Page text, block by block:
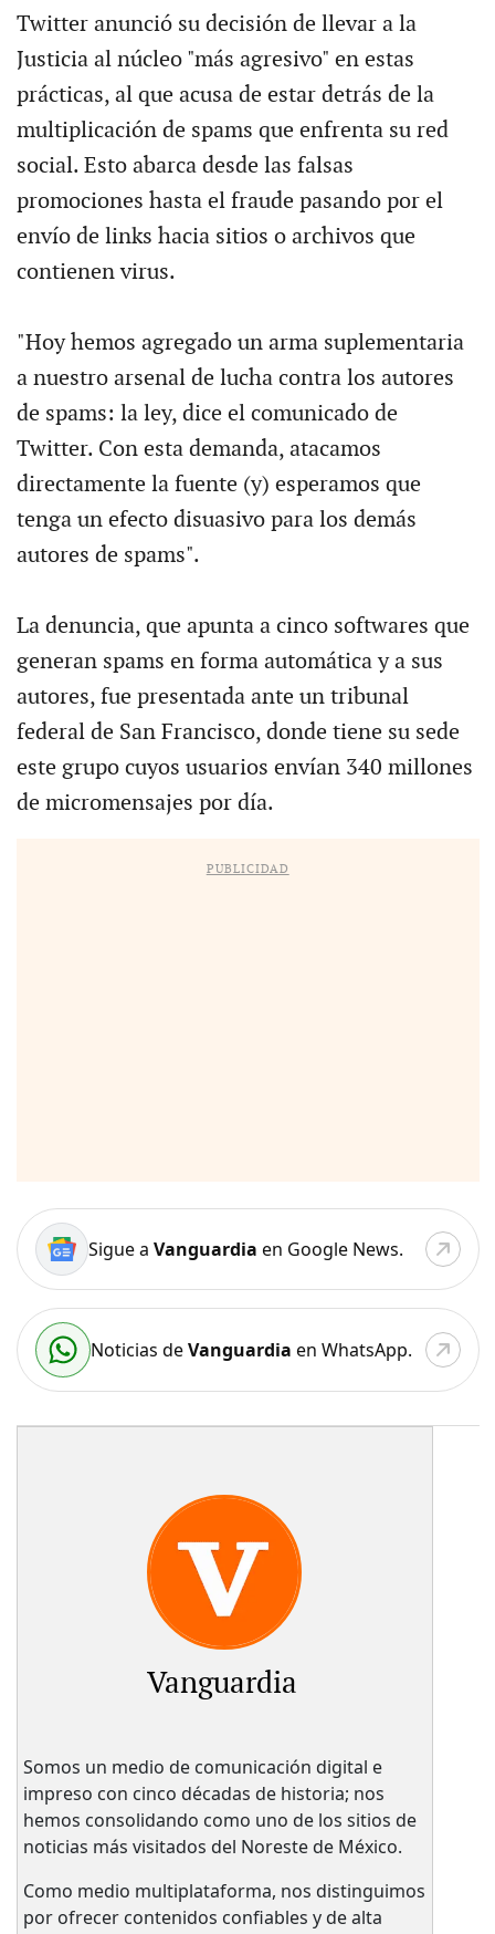
Twitter anunció su decisión de llevar a la
Justicia al núcleo "más agresivo" en estas
prácticas, al que acusa de estar detrás de la
multiplicación de spams que enfrenta su red
social. Esto abarca desde las falsas
promociones hasta el fraude pasando por el
envío de links hacia sitios o archivos que
contienen virus.
"Hoy hemos agregado un arma suplementaria
a nuestro arsenal de lucha contra los autores
de spams: la ley, dice el comunicado de
Twitter. Con esta demanda, atacamos
directamente la fuente (y) esperamos que
tenga un efecto disuasivo para los demás
autores de spams".
La denuncia, que apunta a cinco softwares que
generan spams en forma automática y a sus
autores, fue presentada ante un tribunal
federal de San Francisco, donde tiene su sede
este grupo cuyos usuarios envían 340 millones
de micromensajes por día.
PUBLICIDAD
Sigue a Vanguardia en Google News.
Noticias deVanguardia en WhatsApp.
Vanguardia
Somos un medio de comunicación digital e
impreso con cinco décadas de historia; nos
hemos consolidando como uno de los sitios de
noticias más visitados del Noreste de México.
Como medio multiplataforma, nos distinguimos
por ofrecer contenidos confiables y de alta